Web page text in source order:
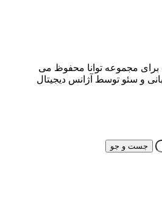
مجموعه توانا محفوظ می
و سئو توسط آژانس دیجیتال
جست و جو